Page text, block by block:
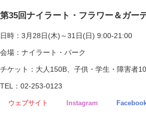
第35回ナイラート・フラワー＆ガー
日時：3月28日(木)～31日(日) 9:00-21:00
会場：ナイラート・パーク
チケット：大人150B、子供・学生・障害者
TEL：02-253-0123
ウェブサイト Instagram